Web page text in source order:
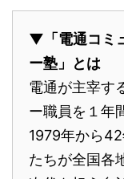
▼「電通コミ
ー塾」とは
電通が主宰す
ー職員を１年
1979年から
たちが全国各